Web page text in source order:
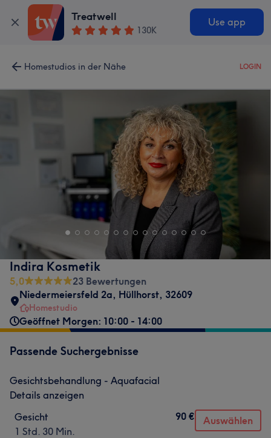
Treatwell
130K
Use app
Homestudios in der Nähe LOGIN
Indira Kosmetik
5,0
23 Bewertungen
Niedermeiersfeld 2a, Hüllhorst, 32609
Homestudio
Geöffnet Morgen: 10:00 - 14:00
Passende Suchergebnisse
Gesichtsbehandlung - Aquafacial
Details anzeigen
Gesicht
1 Std. 30 Min.
90 € Auswählen